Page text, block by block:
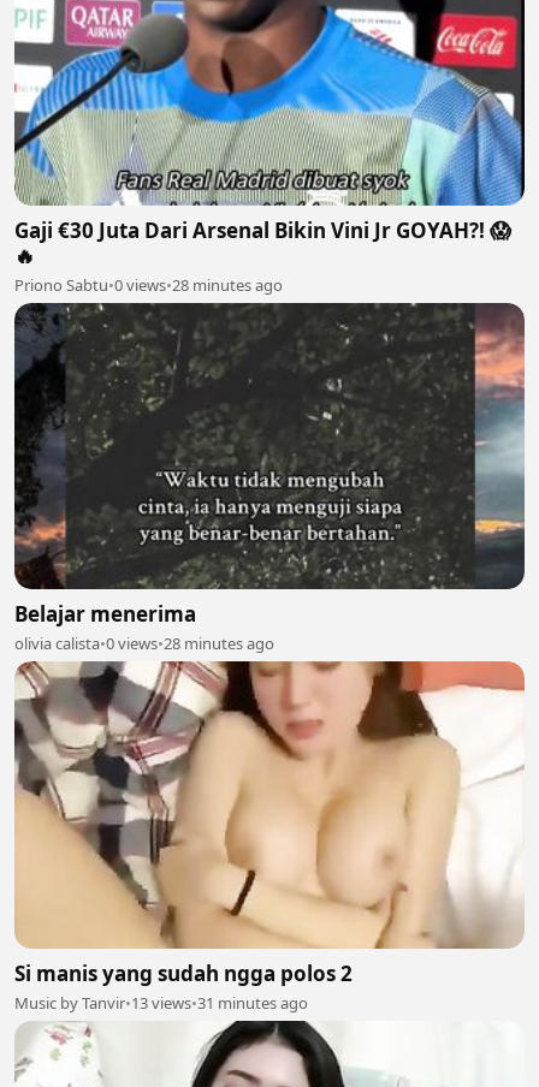
Gaji €30 Juta Dari Arsenal Bikin Vini Jr GOYAH?! 😱
🔥
Priono Sabtu•0 views•28 minutes ago
Belajar menerima
olivia calista•0 views•28 minutes ago
Si manis yang sudah ngga polos 2
Music by Tanvir•13 views•31 minutes ago